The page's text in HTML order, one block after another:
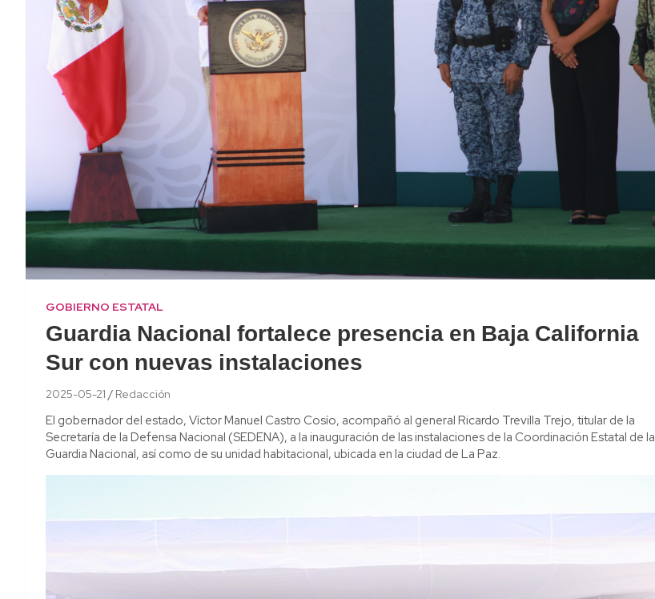
GOBIERNO ESTATAL
Guardia Nacional fortalece presencia en Baja California
Sur con nuevas instalaciones
2025-05-21 Redacción
El gobernador del estado, Víctor Manuel Castro Cosío, acompañó al general Ricardo Trevilla Trejo, titular de la
Secretaría de la Defensa Nacional (SEDENA), a la inauguración de las instalaciones de la Coordinación Estatal de la
Guardia Nacional, así como de su unidad habitacional, ubicada en la ciudad de La Paz.